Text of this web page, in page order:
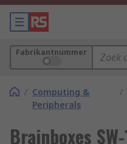
Fabrikantnummer
/ Computing &
Peripherals
/
Brainboxes